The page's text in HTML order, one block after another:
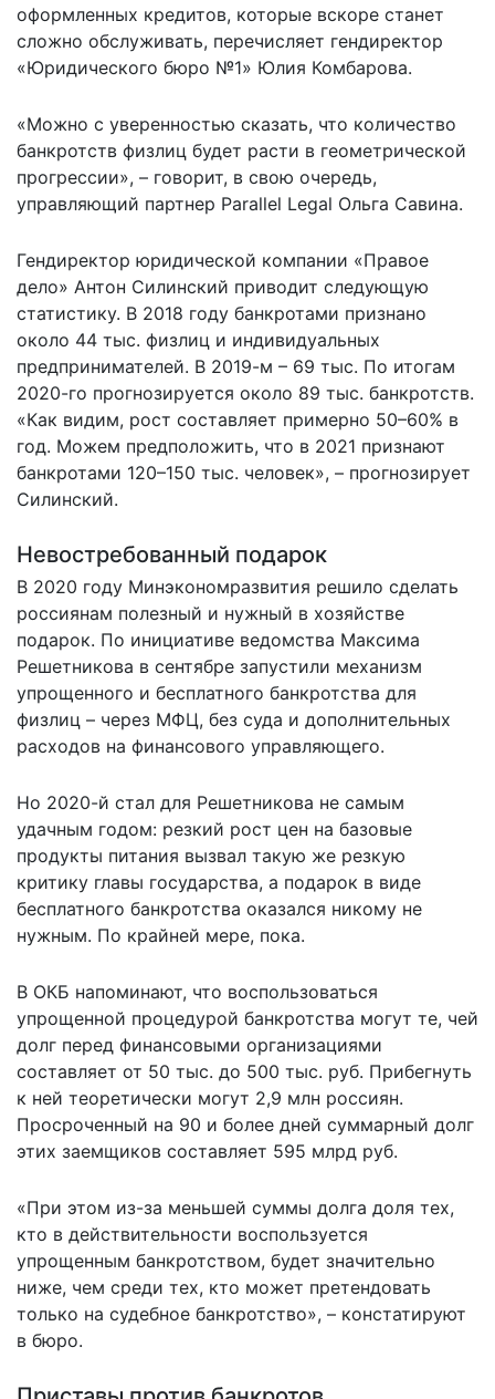
оформленных кредитов, которые вскоре станет
сложно обслуживать, перечисляет гендиректор
«Юридического бюро №1» Юлия Комбарова.
«Можно с уверенностью сказать, что количество
банкротств физлиц будет расти в геометрической
прогрессии», – говорит, в свою очередь,
управляющий партнер Parallel Legal Ольга Савина.
Гендиректор юридической компании «Правое
дело» Антон Силинский приводит следующую
статистику. В 2018 году банкротами признано
около 44 тыс. физлиц и индивидуальных
предпринимателей. В 2019-м – 69 тыс. По итогам
2020-го прогнозируется около 89 тыс. банкротств.
«Как видим, рост составляет примерно 50–60% в
год. Можем предположить, что в 2021 признают
банкротами 120–150 тыс. человек», – прогнозирует
Силинский.
Невостребованный подарок
В 2020 году Минэкономразвития решило сделать
россиянам полезный и нужный в хозяйстве
подарок. По инициативе ведомства Максима
Решетникова в сентябре запустили механизм
упрощенного и бесплатного банкротства для
физлиц – через МФЦ, без суда и дополнительных
расходов на финансового управляющего.
Но 2020-й стал для Решетникова не самым
удачным годом: резкий рост цен на базовые
продукты питания вызвал такую же резкую
критику главы государства, а подарок в виде
бесплатного банкротства оказался никому не
нужным. По крайней мере, пока.
В ОКБ напоминают, что воспользоваться
упрощенной процедурой банкротства могут те, чей
долг перед финансовыми организациями
составляет от 50 тыс. до 500 тыс. руб. Прибегнуть
к ней теоретически могут 2,9 млн россиян.
Просроченный на 90 и более дней суммарный долг
этих заемщиков составляет 595 млрд руб.
«При этом из-за меньшей суммы долга доля тех,
кто в действительности воспользуется
упрощенным банкротством, будет значительно
ниже, чем среди тех, кто может претендовать
только на судебное банкротство», – констатируют
в бюро.